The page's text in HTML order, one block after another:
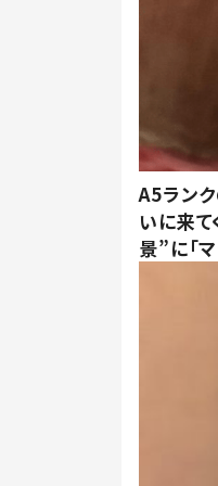
A5ラン
いに来て
景”に「